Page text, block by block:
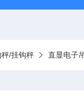
/挂钩秤 直显电子